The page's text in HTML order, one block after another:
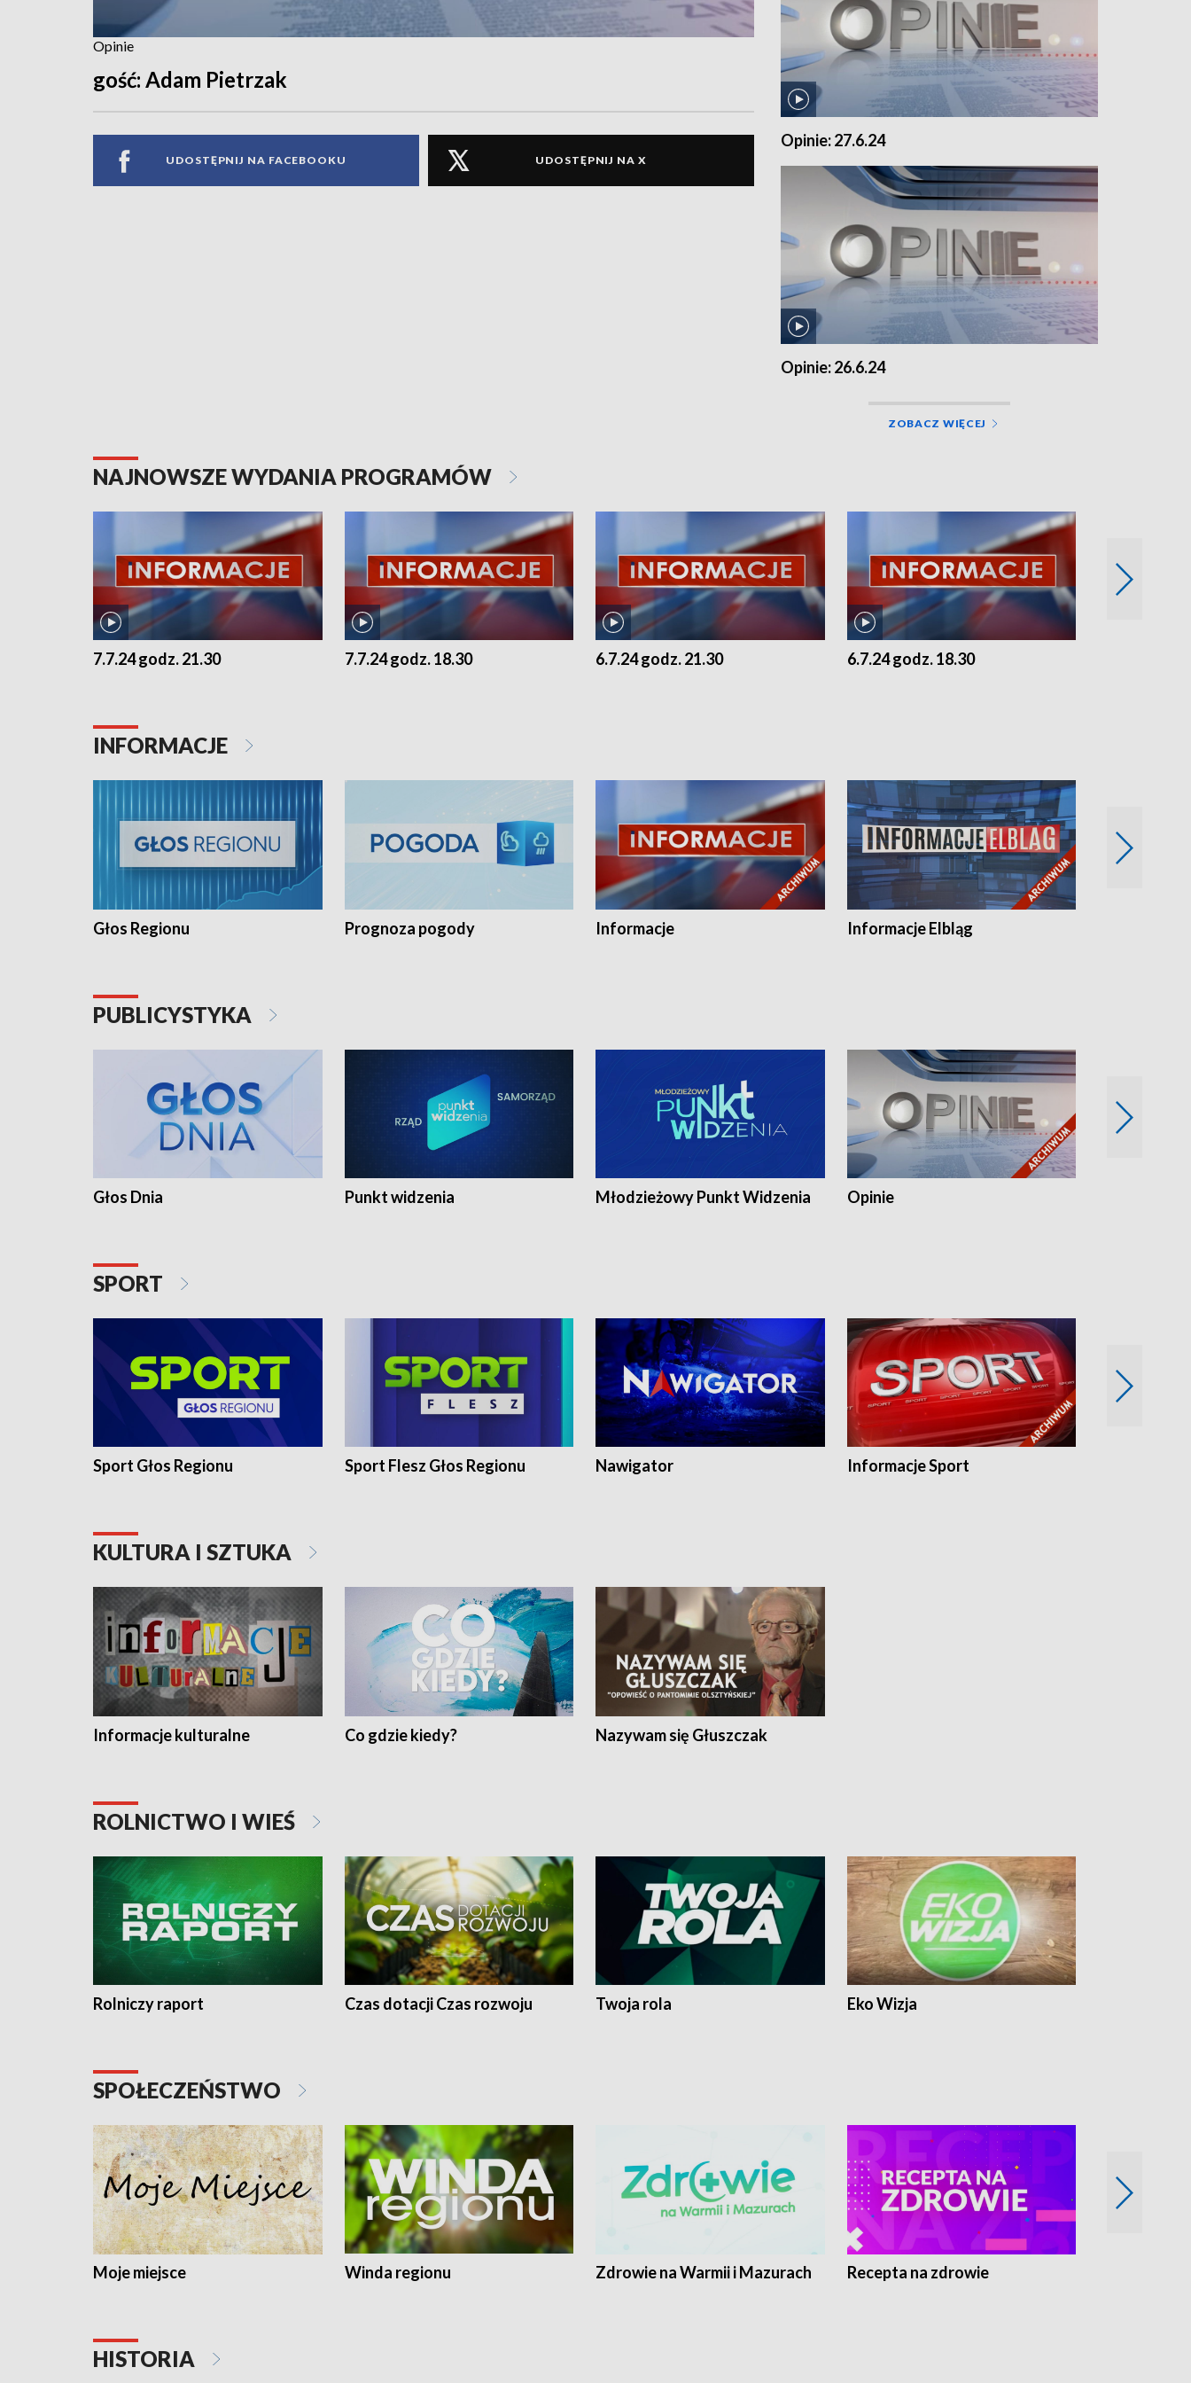
Opinie
gość: Adam Pietrzak
UDOSTĘPNIJ NA FACEBOOKU UDOSTĘPNIJ NA X
Opinie: 27.6.24
Opinie: 26.6.24
ZOBACZ WIĘCEJ
NAJNOWSZE WYDANIA PROGRAMÓW
7.7.24 godz. 21.30 7.7.24 godz. 18.30 6.7.24 godz. 21.30 6.7.24 godz. 18.30
INFORMACJE
Głos Regionu Prognoza pogody Informacje Informacje Elbląg
PUBLICYSTYKA
Głos Dnia Punkt widzenia Młodzieżowy Punkt Widzenia Opinie
SPORT
Sport Głos Regionu Sport Flesz Głos Regionu Nawigator Informacje Sport
KULTURA I SZTUKA
Informacje kulturalne Co gdzie kiedy? Nazywam się Głuszczak
ROLNICTWO I WIEŚ
Rolniczy raport Czas dotacji Czas rozwoju Twoja rola Eko Wizja
SPOŁECZEŃSTWO
Moje miejsce Winda regionu Zdrowie na Warmii i Mazurach Recepta na zdrowie
HISTORIA